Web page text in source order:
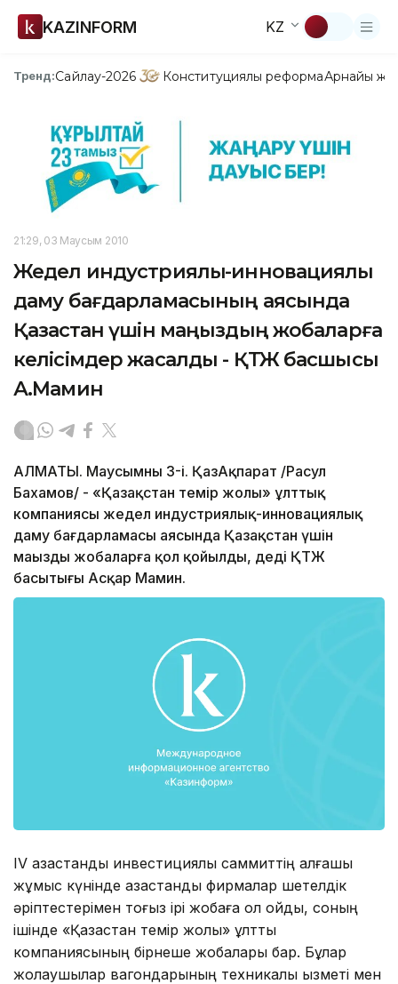
KAZINFORM KZ
Тренд:Сайлау-2026 Конституциялық реформаАрнайы
21:29, 03 Маусым 2010
Жедел индустриялық-инновациялық
даму бағдарламасының аясында
Қазақстан үшін маңыздың жобаларға
келісімдер жасалды - ҚТЖ басшысы
А.Мамин
АЛМАТЫ. Маусымның 3-і. ҚазАқпарат /Расул
Бахамов/ - «Қазақстан темір жолы» ұлттық
компаниясы жедел индустриялық-инновациялық
даму бағдарламасы аясында Қазақстан үшін
маңызды жобаларға қол қойылды, деді ҚТЖ
басытығы Асқар Мамин.
IV қазақстандық инвестициялық саммиттің алғашқы
жұмыс күнінде қазақстандық фирмалар шетелдік
әріптестерімен тоғыз ірі жобаға қол қойды, соның
ішінде «Қазақстан темір жолы» ұлттық
компаниясының бірнеше жобалары бар. Бұлар
жолаушылар вагондарының техникалық қызметі мен